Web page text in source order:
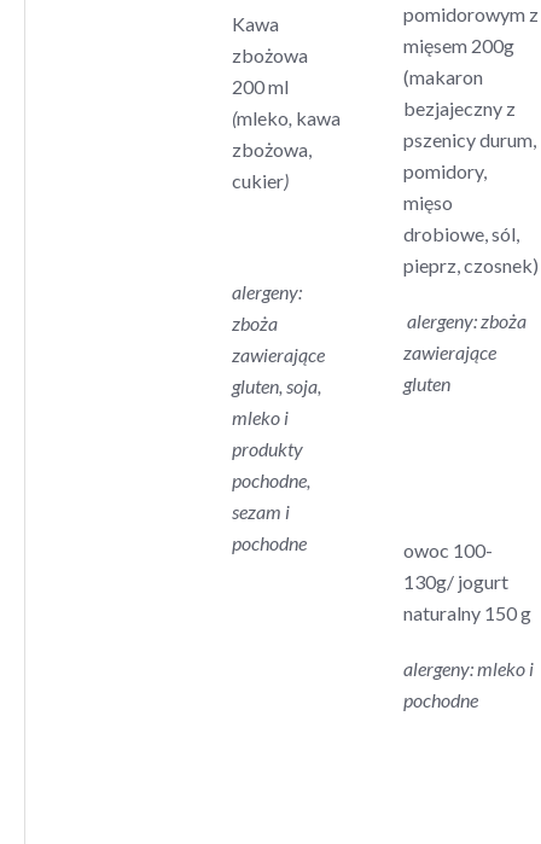
Kawa
zbożowa
200 ml
(mleko, kawa
zbożowa,
cukier)
alergeny:
zboża
zawierające
gluten, soja,
mleko i
produkty
pochodne,
sezam i
pochodne
pomidorowym z
mięsem 200g
(makaron
bezjajeczny z
pszenicy durum,
pomidory,
mięso
drobiowe, sól,
pieprz, czosnek)
alergeny: zboża
zawierające
gluten
owoc 100-
130g/ jogurt
naturalny 150 g
alergeny: mleko i
pochodne